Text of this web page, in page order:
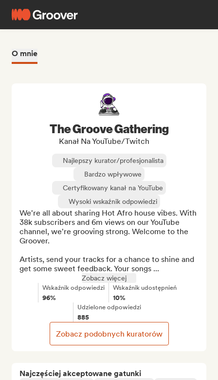
O mnie
Najczęściej akceptowane gatunki
The Groove Gathering
Kanał Na YouTube/Twitch
Najlepszy kurator/profesjonalista
Bardzo wpływowe
Certyfikowany kanał na YouTube
Wysoki wskaźnik odpowiedzi
We're all about sharing Hot Afro house vibes. With
38k subscribers and 6m views on our YouTube
channel, we're grooving strong. Welcome to the
Groover.
Artists, send your tracks for a chance to shine and
get some sweet feedback. Your songs ...
Zobacz więcej
Wskaźnik odpowiedzi
96%
Wskaźnik udostępnień
10%
Udzielone odpowiedzi
885
Zobacz podobnych kuratorów